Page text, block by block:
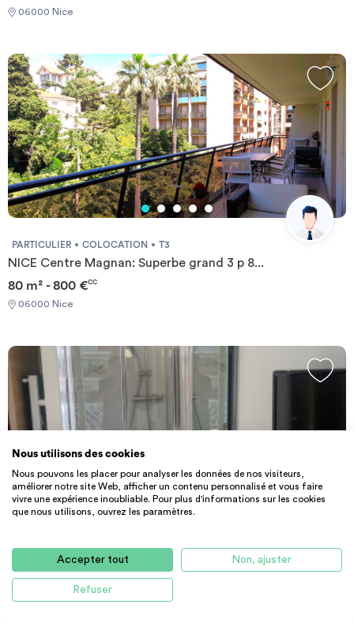
06000 Nice
PARTICULIER COLOCATION T3
NICE Centre Magnan: Superbe grand 3 p 8...
80 m² - 800 €CC
06000 Nice
Collocation filles EDHEC
115 m² - 620 €
Nous utilisons des cookies
Nous pouvons les placer pour analyser les données de nos visiteurs,
améliorer notre site Web, afficher un contenu personnalisé et vous faire
vivre une expérience inoubliable. Pour plus d'informations sur les cookies
que nous utilisons, ouvrez les paramètres.
Accepter tout Non, ajuster
Refuser